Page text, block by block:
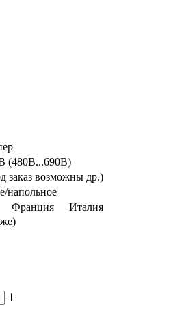
(480В...690В)
заказ возможны др.)
напольное
Франция
Италия